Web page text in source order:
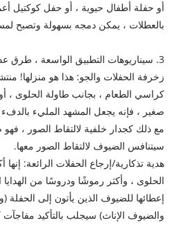
أو حفلة أطفال حيوية ، أو حفل كوكتيل
بالعطلات ، يمكن دمجه بسهولة وتصبح
3. سيناريوهات التطبيق الواسعة ، طرق عديدة للعب:
زخرفة الحفلات والجو: هذا هو منزلها!
كراسي الطعام ، بجانب طاولة الحلوى
صغير ، فإنه يجعل المشهد المليء
مع ذلك كجدار خلفية لالتقاط الصور ،
سيتنافس الضيوف لالتقاط الصور معها.
هدية تذكارية/إرجاع الحفلات الرائعة:
الحلوى ، وأكثر رموشًا ودروسًا من الهدايا
إعطائها للضيوف الذين يأتون إلى الحفلة
والضيوف الإناث) سيجلب بالتأكيد